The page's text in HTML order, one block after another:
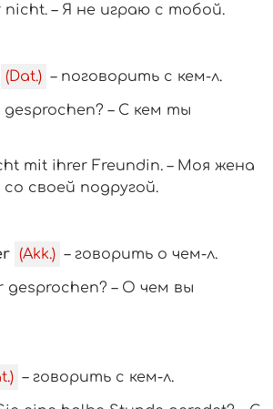
nicht. – Я не играю с тобой.
(Dat.) – поговорить с кем-л.
– С кем ты
mit ihrer Freundin. – Моя жена
своей подругой.
(Akk.) – говорить о чем-л.
gesprochen? – О чем вы
– говорить с кем-л.